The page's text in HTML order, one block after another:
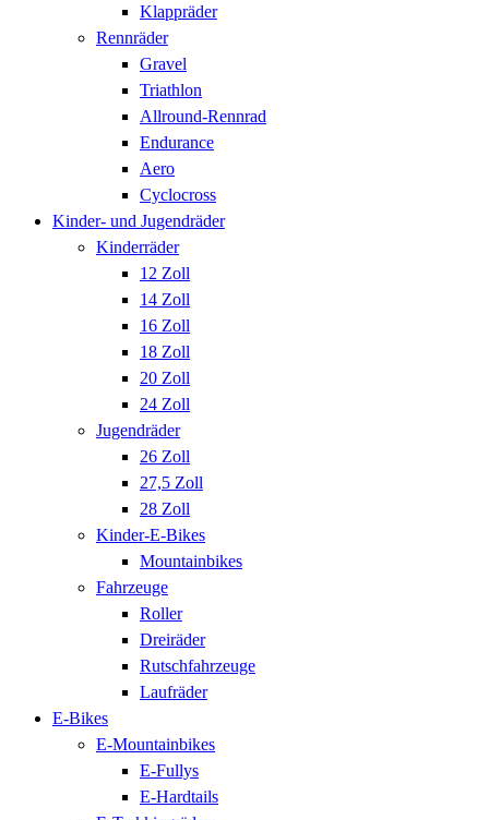
Klappräder
Rennräder
Gravel
Triathlon
Allround-Rennrad
Endurance
Aero
Cyclocross
Kinder- und Jugendräder
Kinderräder
12 Zoll
14 Zoll
16 Zoll
18 Zoll
20 Zoll
24 Zoll
Jugendräder
26 Zoll
27,5 Zoll
28 Zoll
Kinder-E-Bikes
Mountainbikes
Fahrzeuge
Roller
Dreiräder
Rutschfahrzeuge
Laufräder
E-Bikes
E-Mountainbikes
E-Fullys
E-Hardtails